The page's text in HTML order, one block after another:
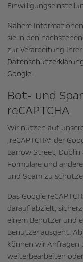
Nähere
sie in den
zur Verarbeitung
Google.
Bot- und
reCAPTCHA
Wir nutzen auf
„reCAPTCHA“ der
Barrow Street, Dublin
Formulare und
und Spam zu
Das Google
darauf abzielt,
einem Benutzer und
Benutzer ausgeht.
können wir Anfragen
weiterbearbeiten